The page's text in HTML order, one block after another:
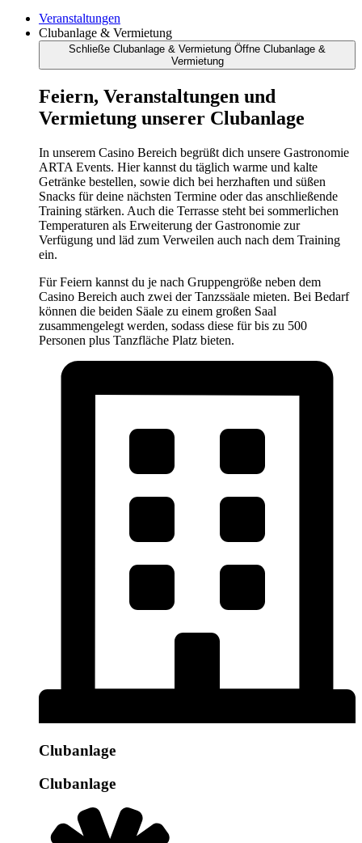
Veranstaltungen
Clubanlage & Vermietung
Schließe Clubanlage & Vermietung Öffne Clubanlage &
Vermietung
Feiern, Veranstaltungen und
Vermietung unserer Clubanlage
In unserem Casino Bereich begrüßt dich unsere Gastronomie
ARTA Events. Hier kannst du täglich warme und kalte
Getränke bestellen, sowie dich bei herzhaften und süßen
Snacks für deine nächsten Termine oder das anschließende
Training stärken. Auch die Terrasse steht bei sommerlichen
Temperaturen als Erweiterung der Gastronomie zur
Verfügung und läd zum Verweilen auch nach dem Training
ein.
Für Feiern kannst du je nach Gruppengröße neben dem
Casino Bereich auch zwei der Tanzssäale mieten. Bei Bedarf
können die beiden Säale zu einem großen Saal
zusammengelegt werden, sodass diese für bis zu 500
Personen plus Tanzfläche Platz bieten.
Clubanlage
Clubanlage